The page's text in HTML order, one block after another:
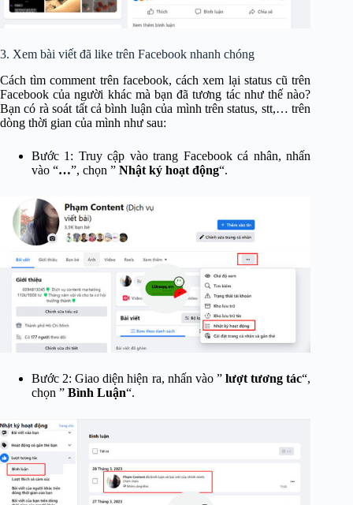
3. Xem bài viết đã like trên Facebook nhanh chóng
Cách tìm comment trên facebook, cách xem lại status cũ trên
Facebook của người khác mà bạn đã tương tác như thế nào?
Bạn có rà soát tất cả bình luận của mình trên status, stt,… trên
dòng thời gian của mình như sau:
Bước 1: Truy cập vào trang Facebook cá nhân, nhấn
vào “…”, chọn ” Nhật ký hoạt động“.
Bước 2: Giao diện hiện ra, nhấn vào ”lượt tương tác“,
chọn ” Bình Luận“.